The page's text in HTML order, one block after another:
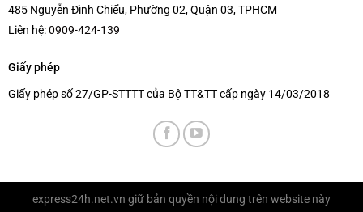
485 Nguyễn Đình Chiểu, Phường 02, Quận 03, TPHCM
Liên hệ:0909-424-139
Giấy phép
Giấy phép số 27/GP-STTTT của Bộ TT&TT cấp ngày 14/03/2018
express24h.net.vn giữ bản quyền nội dung trên website này